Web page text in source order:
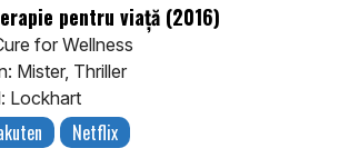
pentru viaţă (2016)
for Wellness
Mister, Thriller
Lockhart
Netflix